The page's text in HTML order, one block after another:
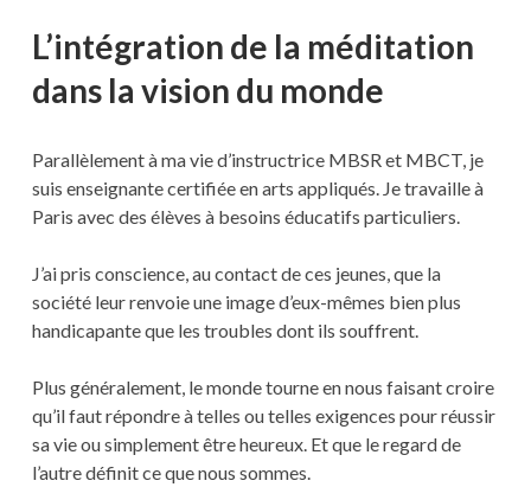
L’intégration de la méditation
dans la vision du monde
Parallèlement à ma vie d’instructrice MBSR et MBCT, je
suis enseignante certifiée en arts appliqués. Je travaille à
Paris avec des élèves à besoins éducatifs particuliers.
J’ai pris conscience, au contact de ces jeunes, que la
société leur renvoie une image d’eux-mêmes bien plus
handicapante que les troubles dont ils souffrent.
Plus généralement, le monde tourne en nous faisant croire
qu’il faut répondre à telles ou telles exigences pour réussir
sa vie ou simplement être heureux. Et que le regard de
l’autre définit ce que nous sommes.